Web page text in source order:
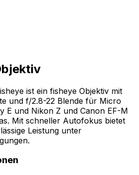
ist ein fisheye Objektiv mit
und f/2.8-22 Blende für Micro
E und Nikon Z und Canon EF-M
Mit schneller Autofokus bietet
Leistung unter